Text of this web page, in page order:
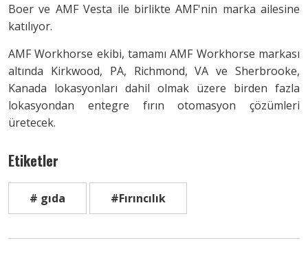
Boer ve AMF Vesta ile birlikte AMF'nin marka ailesine
katılıyor.
AMF Workhorse ekibi, tamamı AMF Workhorse markası
altında Kirkwood, PA, Richmond, VA ve Sherbrooke,
Kanada lokasyonları dahil olmak üzere birden fazla
lokasyondan entegre fırın otomasyon çözümleri
üretecek.
Etiketler
# gıda #Fırıncılık